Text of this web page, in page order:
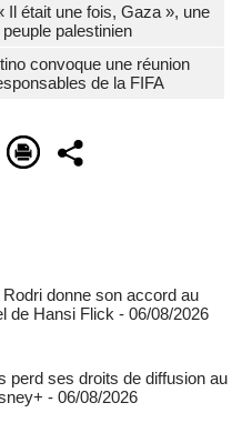
Il était une fois, Gaza », une
palestinien
convoque une réunion
de la FIFA
donne son accord au
de Hansi Flick - 06/08/2026
perd ses droits de diffusion au
- 06/08/2026